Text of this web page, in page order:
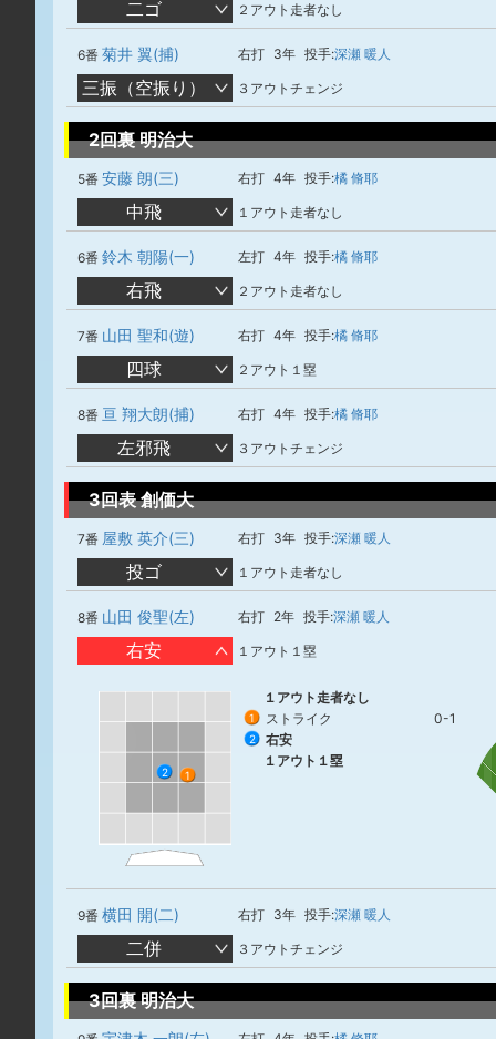
二ゴ ２アウト走者なし
6番 菊井 翼(捕) 右打 3年 投手:深瀬 暖人
三振（空振り） ３アウトチェンジ
2回裏 明治大
5番 安藤 朗(三) 右打 4年 投手:橘 脩耶
中飛 １アウト走者なし
6番 鈴木 朝陽(一) 左打 4年 投手:橘 脩耶
右飛 ２アウト走者なし
7番 山田 聖和(遊) 右打 4年 投手:橘 脩耶
四球 ２アウト１塁
8番 亘 翔大朗(捕) 右打 4年 投手:橘 脩耶
左邪飛 ３アウトチェンジ
3回表 創価大
7番 屋敷 英介(三) 右打 3年 投手:深瀬 暖人
投ゴ １アウト走者なし
8番 山田 俊聖(左) 右打 2年 投手:深瀬 暖人
右安 １アウト１塁
1
2
１アウト走者なし
1 ストライク 0-1
2
右安
１アウト１塁
9番 横田 開(二) 右打 3年 投手:深瀬 暖人
二併 ３アウトチェンジ
3回裏 明治大